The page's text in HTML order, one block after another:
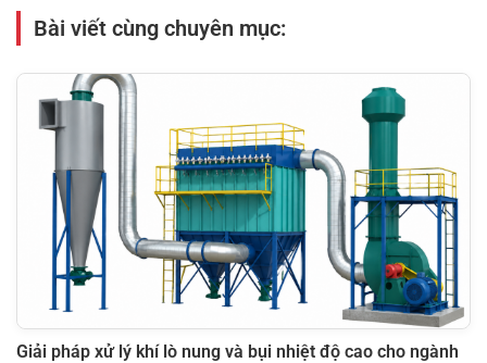
Bài viết cùng chuyên mục:
Giải pháp xử lý khí lò nung và bụi nhiệt độ cao cho ngành